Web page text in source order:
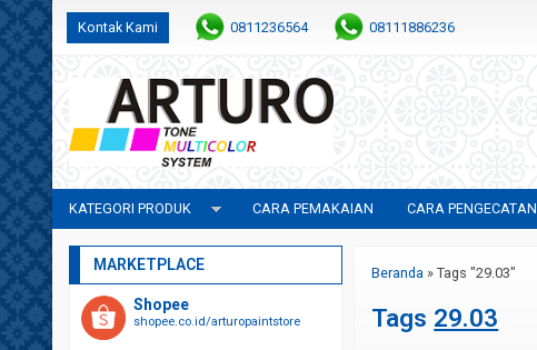
Kontak Kami 0811236564 08111886236
KATEGORI PRODUK CARA PEMAKAIAN CARA PENGECATAN
Beranda »Tags "29.03"
Tags 29.03
MARKETPLACE
Shopee
shopee.co.id/arturopaintstore